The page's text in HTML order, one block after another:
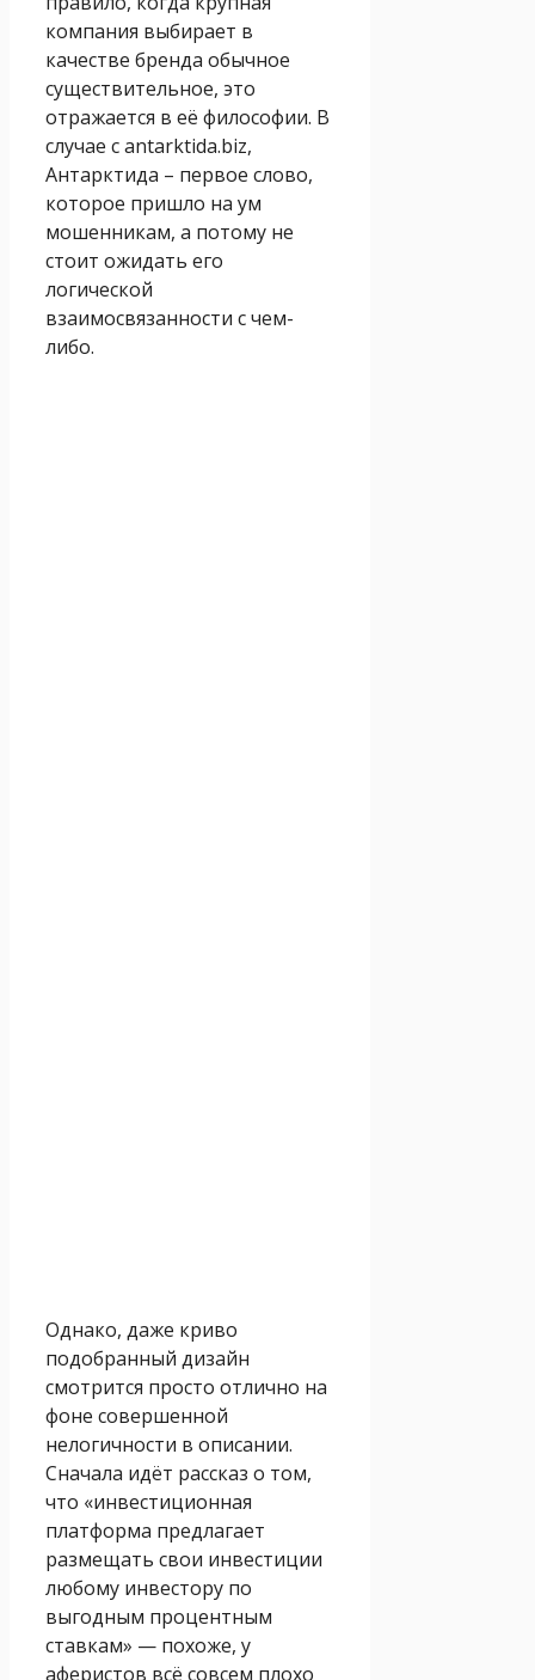
компания выбирает в
качестве бренда обычное
существительное, это
отражается в её философии. В
случае с antarktida.biz,
Антарктида – первое слово,
которое пришло на ум
мошенникам, а потому не
стоит ожидать его
логической
взаимосвязанности с чем-
либо.
Однако, даже криво
подобранный дизайн
смотрится просто отлично на
фоне совершенной
нелогичности в описании.
Сначала идёт рассказ о том,
что «инвестиционная
платформа предлагает
размещать свои инвестиции
любому инвестору по
выгодным процентным
ставкам» — похоже, у
аферистов всё совсем плохо